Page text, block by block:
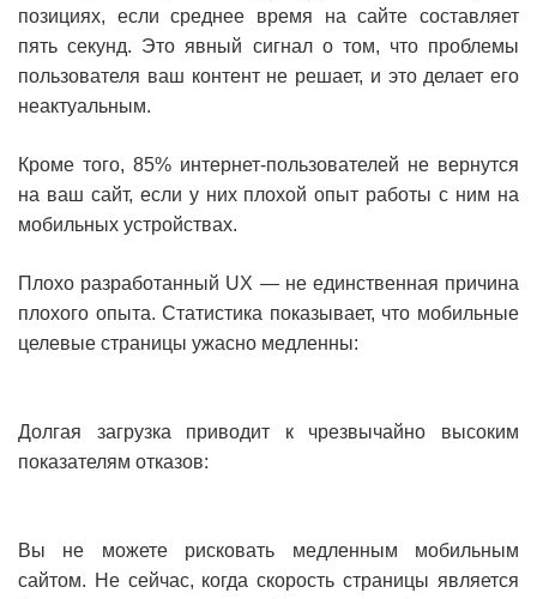
позициях, если среднее время на сайте составляет
пять секунд. Это явный сигнал о том, что проблемы
пользователя ваш контент не решает, и это делает его
неактуальным.
Кроме того, 85% интернет-пользователей не вернутся
на ваш сайт, если у них плохой опыт работы с ним на
мобильных устройствах.
Плохо разработанный UX — не единственная причина
плохого опыта. Статистика показывает, что мобильные
целевые страницы ужасно медленны:
Долгая загрузка приводит к чрезвычайно высоким
показателям отказов:
Вы не можете рисковать медленным мобильным
сайтом. Не сейчас, когда скорость страницы является